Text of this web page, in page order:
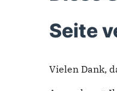
Seite
Vielen Dank,